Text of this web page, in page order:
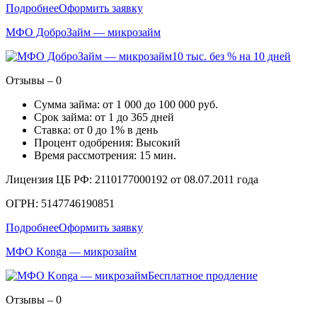
ПодробнееОформить заявку
МФО ДоброЗайм — микрозайм
10 тыс. без % на 10 дней
Отзывы – 0
Сумма займа: от 1 000 до 100 000 руб.
Срок займа: от 1 до 365 дней
Ставка: от 0 до 1% в день
Процент одобрения: Высокий
Время рассмотрения: 15 мин.
Лицензия ЦБ РФ: 2110177000192 от 08.07.2011 года
ОГРН: 5147746190851
ПодробнееОформить заявку
МФО Konga — микрозайм
Бесплатное продление
Отзывы – 0